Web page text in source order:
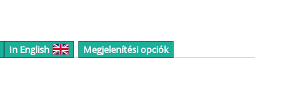
In English Megjelenítési opciók